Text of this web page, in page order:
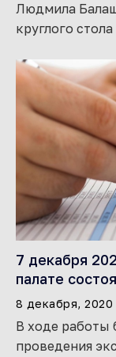
Людмила
круглого стола
7 декабря
палате
8 декабря, 2020
В ходе работы
проведения